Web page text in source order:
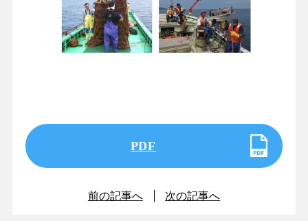
PDF
前の記事へ 次の記事へ